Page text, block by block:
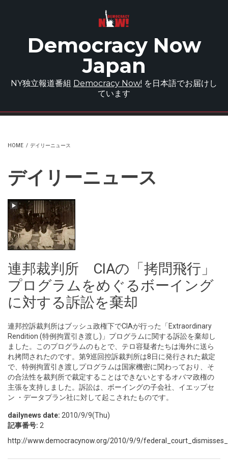
Democracy Now
Japan
NY独立報道番組 Democracy Now! を日本語でお届けし
ています
HOME / デイリーニュース
デイリーニュース
連邦裁判所 CIAの「拷問飛行」
プログラムをめぐるボーイング
に対する訴訟を棄却
連邦控訴裁判所はブッシュ政権下でCIAが行った「Extraordinary
Rendition (特例拘置引き渡し)」プログラムに関する訴訟を棄却し
ました。このプログラムのもとで、テロ容疑者たちは海外に送ら
れ拷問されたのです。第9巡回控訴裁判所は8日に発行された裁定
で、特例拘置引き渡しプログラムは国家機密に関わっており、そ
の合法性を裁判所で裁定することはできないとするオバマ政権の
主張を支持しました。訴訟は、ボーイングの子会社、イエップセ
ン ・データプラン社に対して起こされたものです。
dailynews date: 2010/9/9(Thu)
記事番号: 2
http://www.democracynow.org/2010/9/9/